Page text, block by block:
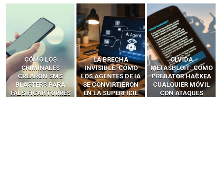
LA BRECHA
INVISIBLE: CÓMO
LOS AGENTES DE IA
SE CONVIRTIERON
EN LA SUPERFICIE
OLVIDA
METASPLOIT: CÓMO
PREDATOR HACKEA
CUALQUIER MÓVIL
CON ATAQUES
CÓMO LOS HACKERS
INTERCEPTAN OTPS
Y LLAMADAS
MÓVILES SIN
‘HACKEAR’ — EL